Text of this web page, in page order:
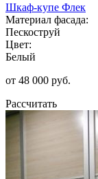
Шкаф-купе Флек
Материал фасада:
Пескоструй
Цвет:
Белый
от 48 000 руб.
Рассчитать